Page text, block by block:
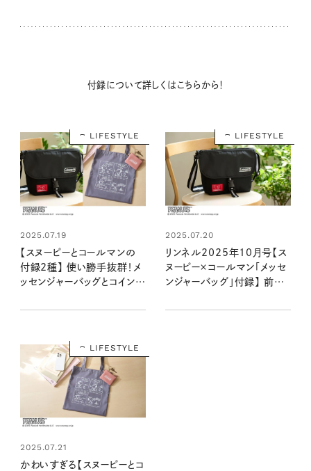
付録について詳しくはこちらから！
LIFESTYLE
2025.07.19
【スヌーピーとコールマンの
付録2種】 使い勝手抜群！メ
ッセンジャーバッグとコインケ
発売リンネル2025年10月
LIFESTYLE
2025.07.20
リンネル2025年10月号【ス
ヌーピー×コールマン「メッセ
ンジャーバッグ」付録】 前面
おでかけに便利すぎる！：
LIFESTYLE
2025.07.21
かわいすぎる【スヌーピーとコ